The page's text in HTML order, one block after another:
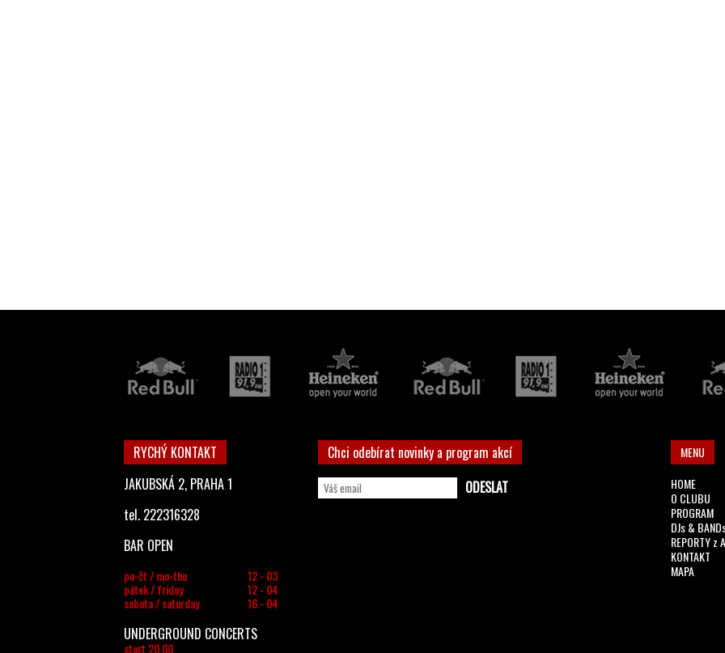
RYCHÝ KONTAKT
JAKUBSKÁ 2, PRAHA 1
tel. 222316328
BAR OPEN
po-čt / mo-thu
12 - 03
pátek / friday
12 - 04
sobota / saturday
16 - 04
UNDERGROUND CONCERTS
start 20.00
Chci odebírat novinky a program akcí
MENU
HOME
O CLUBU
PROGRAM
DJs &
REPORTY z
KONTAKT
MAPA